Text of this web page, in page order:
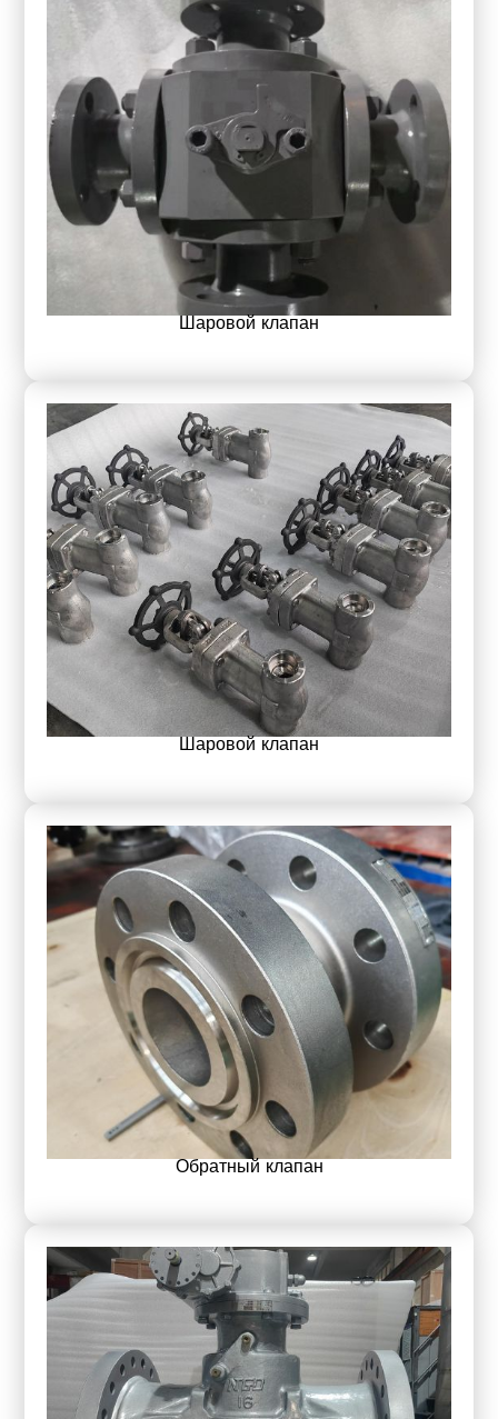
Шаровой клапан
Шаровой клапан
Обратный клапан